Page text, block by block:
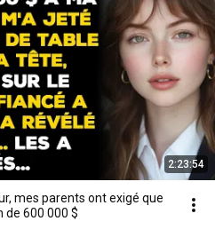
2:23:54
mes parents ont exigé que
de 600 000 $